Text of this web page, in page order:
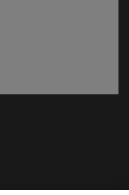
nueva ventana)